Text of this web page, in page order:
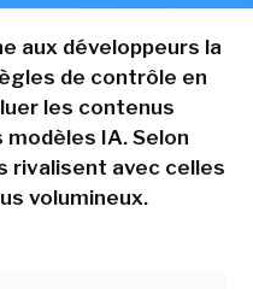
aux développeurs la
de contrôle en
les contenus
IA. Selon
rivalisent avec celles
volumineux.